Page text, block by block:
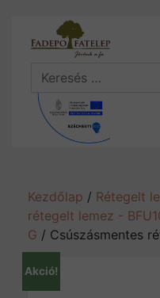
Search
Kezdőlap / Rétegelt
rétegelt lemez -
G / Csúszásmentes
Akció!